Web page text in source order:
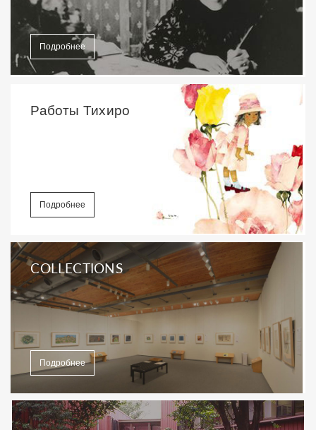
Подробнее
Работы Тихиро
Подробнее
COLLECTIONS
Подробнее